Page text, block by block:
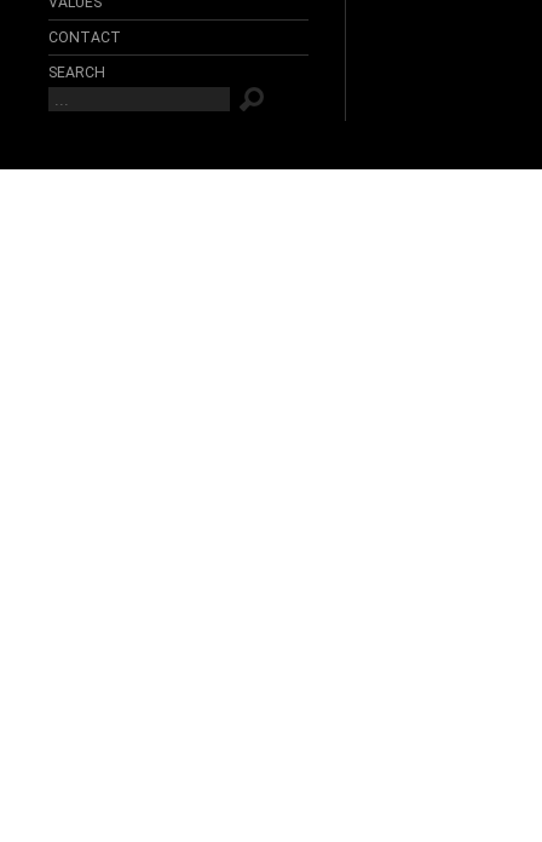
CONTACT
SEARCH